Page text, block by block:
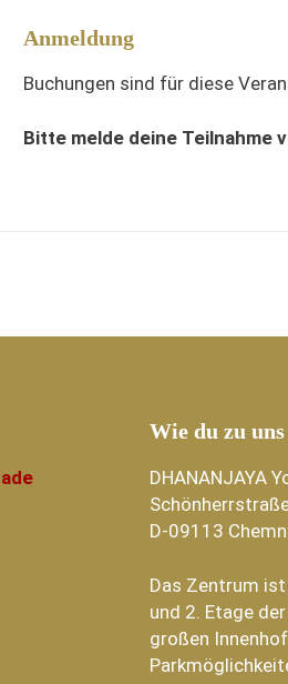
Anmeldung
Buchungen sind für diese
Bitte melde deine Teilnahme
Wie du zu
DHANANJAYA
D-09113
Das Zentrum ist
und 2. Etage
großen